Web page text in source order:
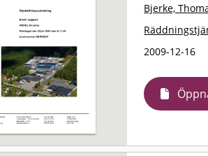
Bjerke,
2009-12-16